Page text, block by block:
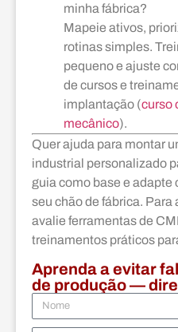
minha fábrica?
Mapeie ativos,
rotinas simples.
pequeno e ajuste
de cursos e
implantação (curso
mecânico).
Quer ajuda para montar
industrial personalizado
guia como base e adapte
seu chão de fábrica.
avalie ferramentas de
treinamentos práticos
Aprenda a evitar
de produção —